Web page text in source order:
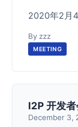
2020年2月4
By zzz
MEETING
I2P 开发
December 3,